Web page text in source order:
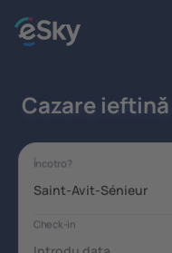
Cazare